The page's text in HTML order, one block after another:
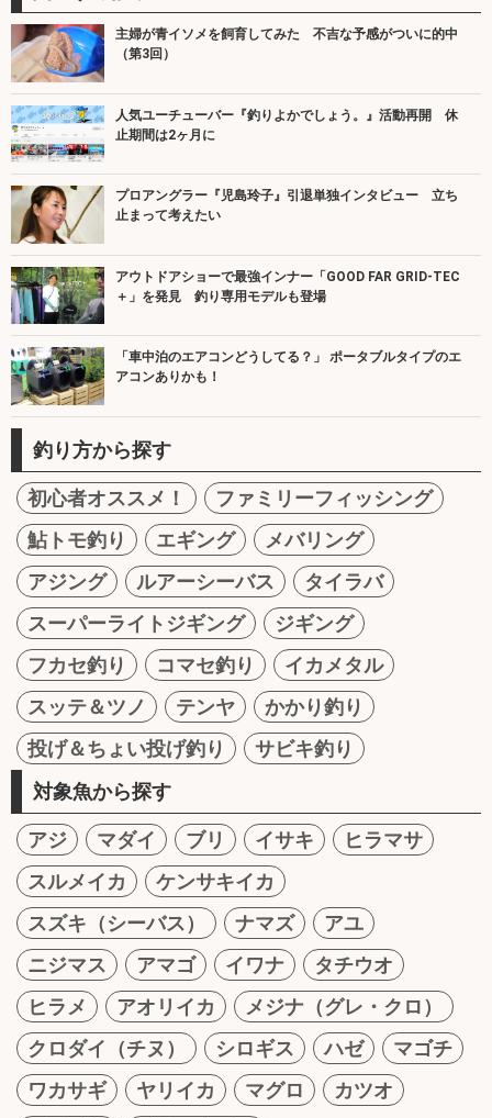
主婦が青イソメを飼育してみた 不吉な予感がついに的中
（第3回）
人気ユーチューバー『釣りよかでしょう。』活動再開 休
止期間は2ヶ月に
プロアングラー『児島玲子』引退単独インタビュー 立ち
止まって考えたい
アウトドアショーで最強インナー「GOOD FAR GRID-TEC
＋」を発見 釣り専用モデルも登場
「車中泊のエアコンどうしてる？」 ポータブルタイプのエ
アコンありかも！
釣り方から探す
初心者オススメ！
ファミリーフィッシング
鮎トモ釣り
エギング
メバリング
アジング
ルアーシーバス
タイラバ
スーパーライトジギング
ジギング
フカセ釣り
コマセ釣り
イカメタル
スッテ＆ツノ
テンヤ
かかり釣り
投げ＆ちょい投げ釣り
サビキ釣り
対象魚から探す
アジ マダイ ブリ イサキ
ヒラマサ
スルメイカ
ケンサキイカ
スズキ（シーバス）
ナマズ
アユ
ニジマス
アマゴ イワナ
タチウオ
ヒラメ
アオリイカ
メジナ（グレ・クロ）
クロダイ（チヌ）
シロギス ハゼ
マゴチ
ワカサギ
ヤリイカ マグロ
カツオ